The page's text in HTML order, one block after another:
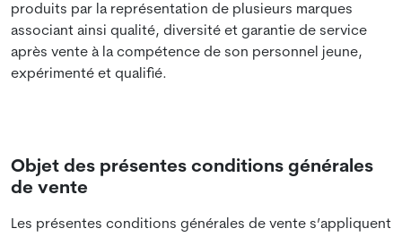
produits par la représentation de plusieurs marques
associant ainsi qualité, diversité et garantie de service
après vente à la compétence de son personnel jeune,
expérimenté et qualifié.
Objet des présentes conditions générales
de vente
Les présentes conditions générales de vente s’appliquent